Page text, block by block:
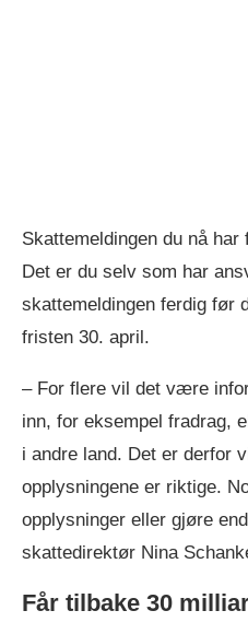
Skattemeldingen du nå
Det er du selv som har
skattemeldingen ferdig før
fristen 30. april.
– For flere vil det være
inn, for eksempel fradrag,
i andre land. Det er derfor
opplysningene er riktige.
opplysninger eller gjøre
skattedirektør Nina
Får tilbake 30